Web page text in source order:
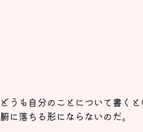
どうも自分のことについて書く
腑に落ちる形にならないのだ。